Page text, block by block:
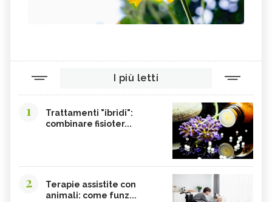
I più letti
1
Trattamenti "ibridi":
combinare fisioter...
2
Terapie assistite con
animali: come funz...